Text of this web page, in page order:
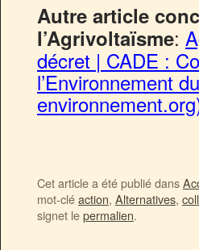
Autre article
l’Agrivoltaïsme:
décret | CADE :
l’Environnement
Cet article a été publié dans
mot-cléaction, Alternatives,
signet lepermalien.